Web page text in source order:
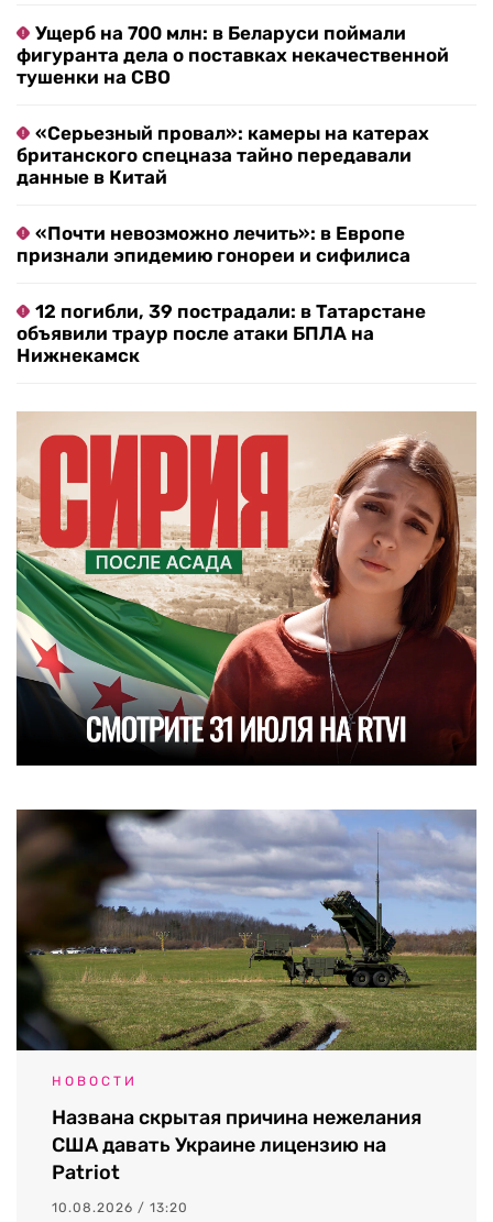
Ущерб на 700 млн: в Беларуси поймали
фигуранта дела о поставках некачественной
тушенки на СВО
«Серьезный провал»: камеры на катерах
британского спецназа тайно передавали
данные в Китай
«Почти невозможно лечить»: в Европе
признали эпидемию гонореи и сифилиса
12 погибли, 39 пострадали: в Татарстане
объявили траур после атаки БПЛА на
Нижнекамск
НОВОСТИ
Названа скрытая причина нежелания
США давать Украине лицензию на
Patriot
10.08.2026 / 13:20